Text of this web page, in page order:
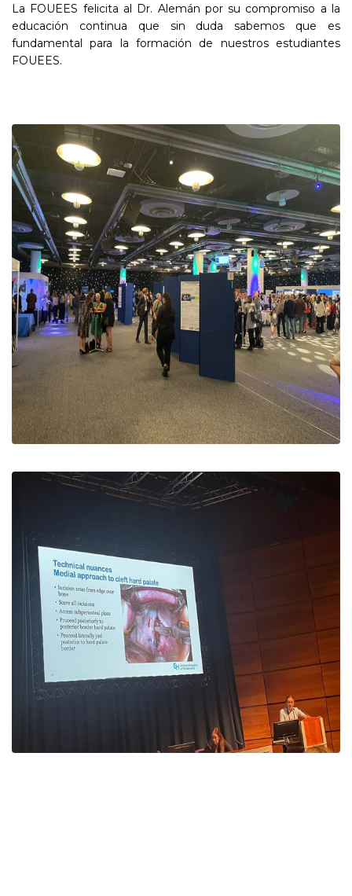
La FOUEES felicita al Dr. Alemán por su compromiso a la
educación continua que sin duda sabemos que es
fundamental para la formación de nuestros estudiantes
FOUEES.